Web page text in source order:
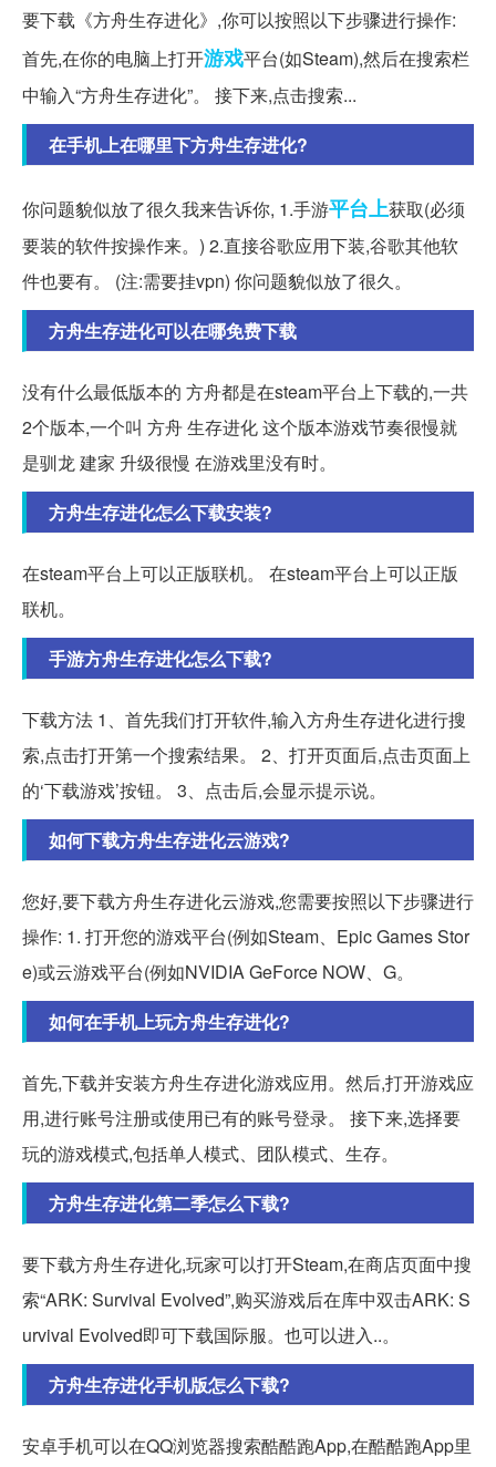
要下载《方舟生存进化》,你可以按照以下步骤进行操作:
首先,在你的电脑上打开游戏平台(如Steam),然后在搜索栏
中输入“方舟生存进化”。 接下来,点击搜索...
在手机上在哪里下方舟生存进化?
你问题貌似放了很久我来告诉你, 1.手游平台上获取(必须
要装的软件按操作来。) 2.直接谷歌应用下装,谷歌其他软
件也要有。 (注:需要挂vpn) 你问题貌似放了很久。
方舟生存进化可以在哪免费下载
没有什么最低版本的 方舟都是在steam平台上下载的,一共
2个版本,一个叫 方舟 生存进化 这个版本游戏节奏很慢就
是驯龙 建家 升级很慢 在游戏里没有时。
方舟生存进化怎么下载安装?
在steam平台上可以正版联机。 在steam平台上可以正版
联机。
手游方舟生存进化怎么下载?
下载方法 1、首先我们打开软件,输入方舟生存进化进行搜
索,点击打开第一个搜索结果。 2、打开页面后,点击页面上
的‘下载游戏’按钮。 3、点击后,会显示提示说。
如何下载方舟生存进化云游戏?
您好,要下载方舟生存进化云游戏,您需要按照以下步骤进行
操作: 1. 打开您的游戏平台(例如Steam、Epic Games Stor
e)或云游戏平台(例如NVIDIA GeForce NOW、G。
如何在手机上玩方舟生存进化?
首先,下载并安装方舟生存进化游戏应用。然后,打开游戏应
用,进行账号注册或使用已有的账号登录。 接下来,选择要
玩的游戏模式,包括单人模式、团队模式、生存。
方舟生存进化第二季怎么下载?
要下载方舟生存进化,玩家可以打开Steam,在商店页面中搜
索“ARK: Survival Evolved”,购买游戏后在库中双击ARK: S
urvival Evolved即可下载国际服。也可以进入..。
方舟生存进化手机版怎么下载?
安卓手机可以在QQ浏览器搜索酷酷跑App,在酷酷跑App里